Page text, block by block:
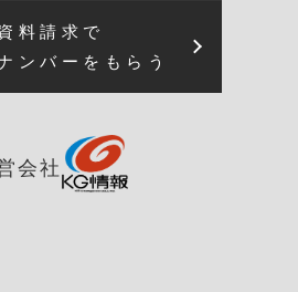
料請求で
ンバーをもらう
会社